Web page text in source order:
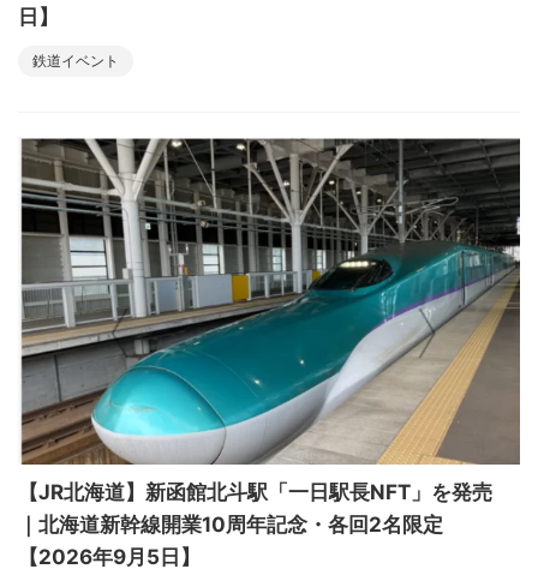
日】
鉄道イベント
【JR北海道】新函館北斗駅「一日駅長NFT」を発売
｜北海道新幹線開業10周年記念・各回2名限定
【2026年9月5日】